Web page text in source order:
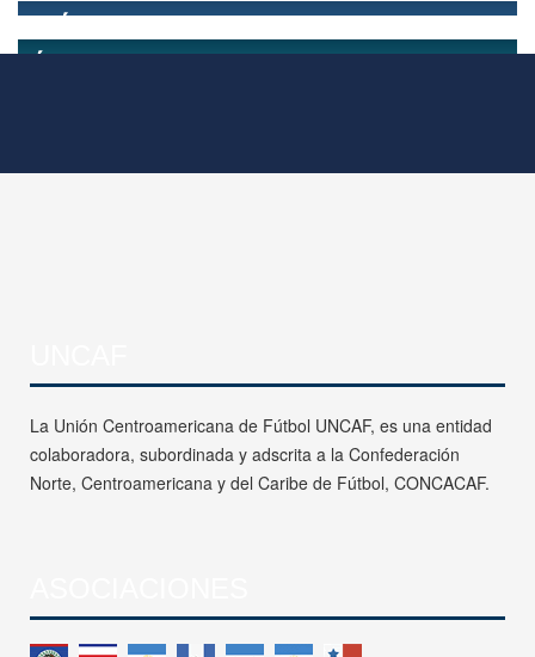
La Unión Centroamericana de Fútbol UNCAF, es una entidad
colaboradora, subordinada y adscrita a la Confederación
Norte, Centroamericana y del Caribe de Fútbol, CONCACAF.